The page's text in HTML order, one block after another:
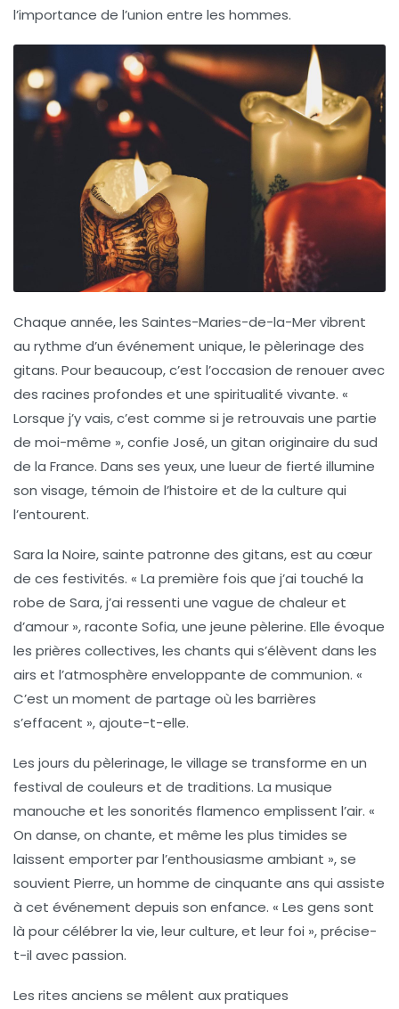
l’importance de l’union entre les hommes.
Chaque année, les Saintes-Maries-de-la-Mervibrent
au rythme d’un événement unique, le pèlerinage des
gitans. Pour beaucoup, c’est l’occasion de renouer avec
des racines profondes et une spiritualité vivante. «
Lorsque j’y vais, c’est comme si je retrouvais une partie
de moi-même », confie José, un gitan originaire du sud
de la France. Dans ses yeux, une lueur de fierté illumine
son visage, témoin de l’histoire et de la culture qui
l’entourent.
Sara la Noire, sainte patronne des gitans, est au cœur
de ces festivités. « La première fois que j’ai touché la
robe de Sara, j’ai ressenti une vague de chaleur et
d’amour », raconte Sofia, une jeune pèlerine. Elle évoque
les prières collectives, les chants qui s’élèvent dans les
airs et l’atmosphère enveloppante de communion. «
C’est un moment de partage où les barrières
s’effacent », ajoute-t-elle.
Les jours du pèlerinage, le village se transforme en un
festival de couleurs et de traditions. La musique
manouche et les sonorités flamenco emplissent l’air. «
On danse, on chante, et même les plus timides se
laissent emporter par l’enthousiasme ambiant », se
souvient Pierre, un homme de cinquante ans qui assiste
à cet événement depuis son enfance. « Les gens sont
là pour célébrer la vie, leur culture, et leur foi », précise-
t-il avec passion.
Les rites anciens se mêlent aux pratiques